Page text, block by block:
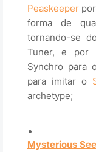
Peaskeeper
forma de
tornando-se
Tuner, e por
Synchro para
para imitar o
archetype;
Mysterious